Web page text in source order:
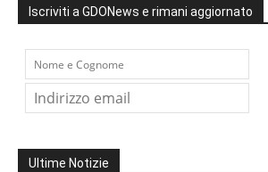
Iscriviti a GDONews e rimani aggiornato
Ultime Notizie